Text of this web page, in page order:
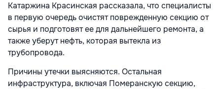
Катаржина Красинская рассказала, что специалисты
в первую очередь очистят поврежденную секцию от
сырья и подготовят ее для дальнейшего ремонта, а
также уберут нефть, которая вытекла из
трубопровода.
Причины утечки выясняются. Остальная
инфраструктура, включая Померанскую секцию,